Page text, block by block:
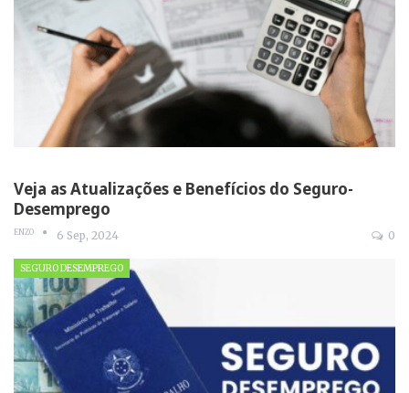
Veja as Atualizações e Benefícios do Seguro-
Desemprego
ENZO 6 Sep, 2024 0
SEGURO DESEMPREGO